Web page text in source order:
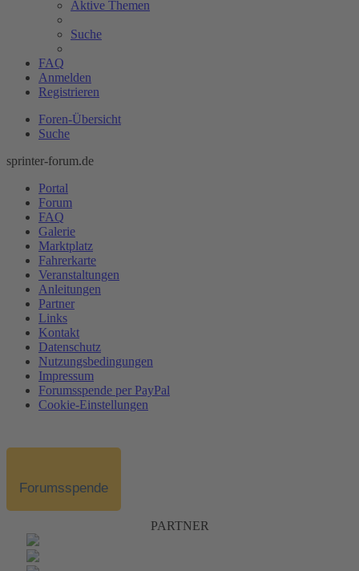
Aktive Themen
Suche
FAQ
Anmelden
Registrieren
Foren-Übersicht
Suche
sprinter-forum.de
Portal
Forum
FAQ
Galerie
Marktplatz
Fahrerkarte
Veranstaltungen
Anleitungen
Partner
Links
Kontakt
Datenschutz
Nutzungsbedingungen
Impressum
Forumsspende per PayPal
Cookie-Einstellungen
Forumsspende
PARTNER